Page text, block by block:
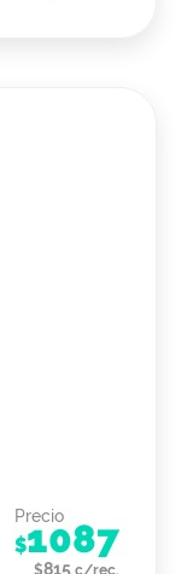
Precio
$1087
$815 c/rec.